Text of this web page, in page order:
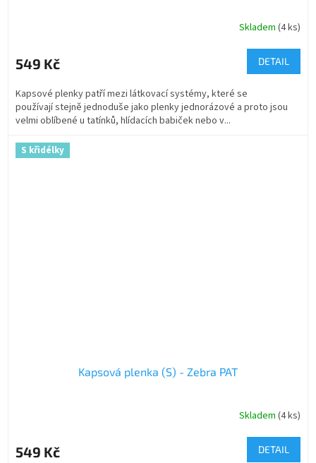
Skladem (4 ks)
549 Kč DETAIL
Kapsové plenky patří mezi látkovací systémy, které se
používají stejně jednoduše jako plenky jednorázové a proto jsou
velmi oblíbené u tatínků, hlídacích babiček nebo v...
S křidélky
Kapsová plenka (S) - Zebra PAT
Skladem (4 ks)
549 Kč DETAIL